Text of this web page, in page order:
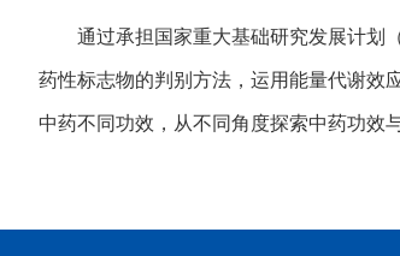
通过承担国家重大基础研究发展计划
药性标志物的判别方法，运用能量代谢效
中药不同功效，从不同角度探索中药功效